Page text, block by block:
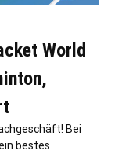
World
Bei
bestes